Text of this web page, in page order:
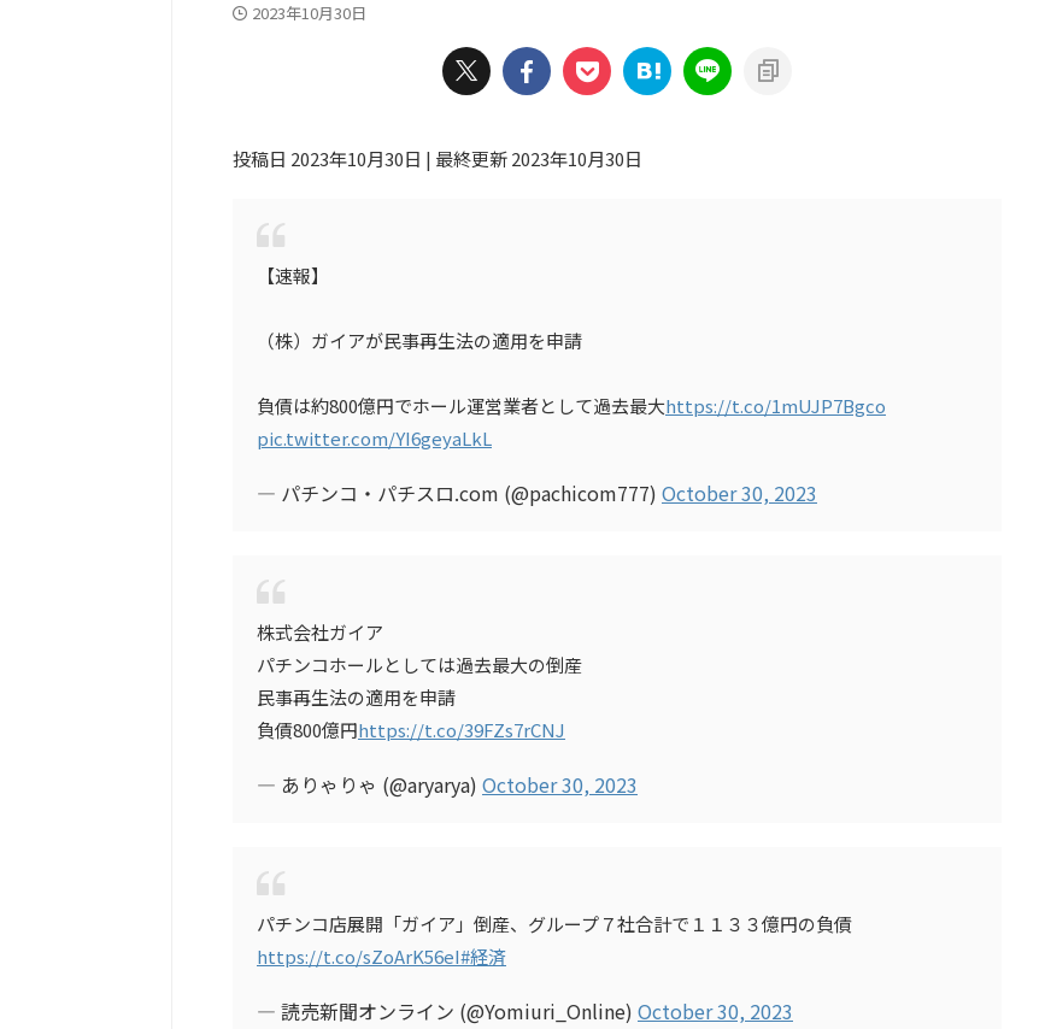
2023年10月30日
投稿日 2023年10月30日 | 最終更新 2023年10月30日
【速報】
（株）ガイアが民事再生法の適用を申請
負債は約800億円でホール運営業者として過去最大https://t.co/1mUJP7Bgco
pic.twitter.com/YI6geyaLkL
— パチンコ・パチスロ.com (@pachicom777) October 30, 2023
株式会社ガイア
パチンコホールとしては過去最大の倒産
民事再生法の適用を申請
負債800億円https://t.co/39FZs7rCNJ
— ありゃりゃ (@aryarya) October 30, 2023
パチンコ店展開「ガイア」倒産、グループ７社合計で１１３３億円の負債
https://t.co/sZoArK56eI#経済
— 読売新聞オンライン (@Yomiuri_Online) October 30, 2023